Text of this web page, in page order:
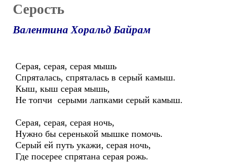
Серость
Валентина Хоральд Байрам
Серая, серая, серая мышь
Спряталась, спряталась в серый камыш.
Кыш, кыш серая мышь,
Не топчи серыми лапками серый камыш.
Серая, серая, серая ночь,
Нужно бы серенькой мышке помочь.
Серый ей путь укажи, серая ночь,
Где посерее спрятана серая рожь.